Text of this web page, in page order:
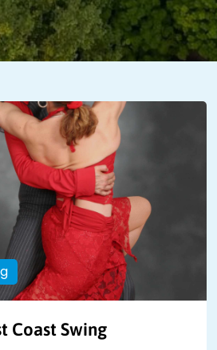
Coast Swing